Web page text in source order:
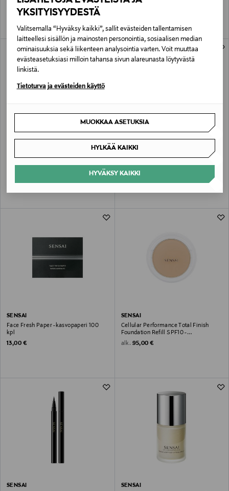
YKSITYISYYDESTÄ
Valitsemalla “Hyväksy kaikki”, sallit evästeiden tallentamisen
laitteellesi sisällön ja mainosten personointia, sosiaalisen median
ominaisuuksia sekä liikenteen analysointia varten. Voit muuttaa
evästeasetuksiasi milloin tahansa sivun alareunasta löytyvästä
linkistä.
Tietoturva ja evästeiden käyttö
MUOKKAA ASETUKSIA
HYLKÄÄ KAIKKI
HYVÄKSY KAIKKI
Original Price
38,00 € Original Price
106,00 €
SENSAI
Absolute Silk Cream -voide 40 ml
Original Price
204,00 €
SENSAI
Face Fresh Paper -kasvopaperi 100
kpl
Original Price
13,00 €
SENSAI
Cellular Performance Total Finish
Foundation Refill SPF10 -
meikkivoidepuuteri, täyttöpakkaus 11 g
alk. Original Price
95,00 €
SENSAI
SENSAI